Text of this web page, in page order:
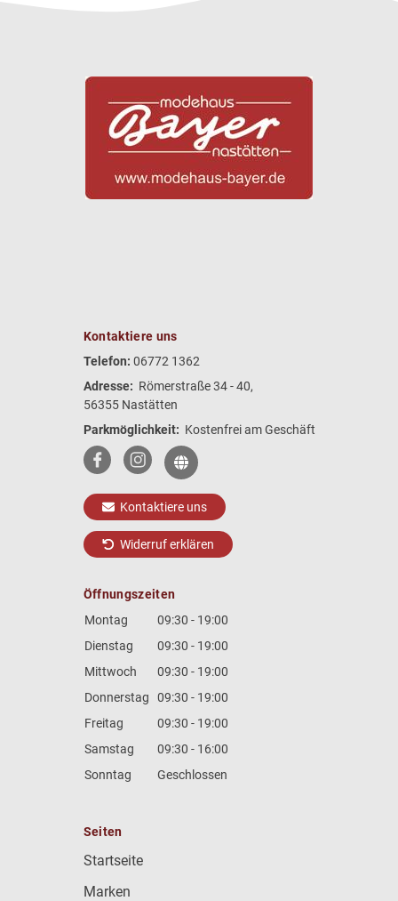
Kontaktiere uns
Telefon: 06772 1362
Adresse: Römerstraße 34 - 40,
56355 Nastätten
Parkmöglichkeit: Kostenfrei am Geschäft
Kontaktiere uns
Widerruf erklären
Öffnungszeiten
Montag
09:30 - 19:00
Dienstag
09:30 - 19:00
Mittwoch
09:30 - 19:00
Donnerstag
09:30 - 19:00
Freitag
09:30 - 19:00
Samstag
09:30 - 16:00
Sonntag
Geschlossen
Seiten
Startseite
Marken